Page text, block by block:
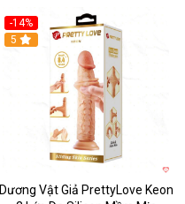
-14%
5
Dương Vật Giả PrettyLove Keon